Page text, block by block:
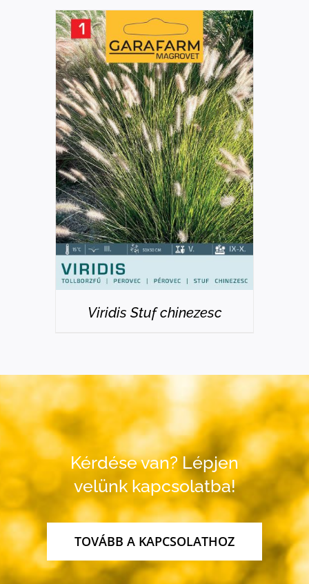
DETAILS
Viridis Stuf chinezesc
Kérdése van? Lépjen
velünk kapcsolatba!
TOVÁBB A KAPCSOLATHOZ